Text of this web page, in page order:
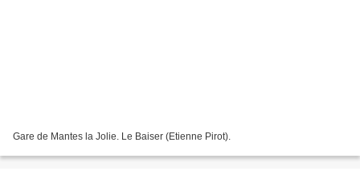
Gare de Mantes la Jolie. Le Baiser (Etienne Pirot).